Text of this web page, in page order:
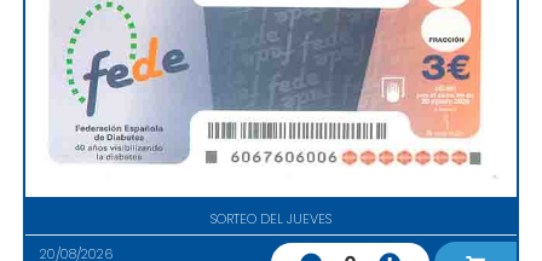
SORTEO DEL JUEVES
20/08/2026